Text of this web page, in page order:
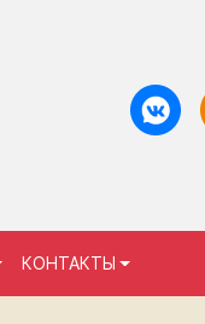
КОНТАКТЫ